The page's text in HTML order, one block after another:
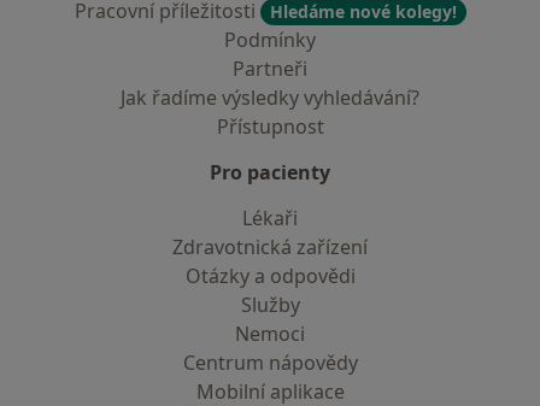
Pracovní příležitosti
Hledáme nové kolegy!
Podmínky
Partneři
Jak řadíme výsledky vyhledávání?
Přístupnost
Pro pacienty
Lékaři
Zdravotnická zařízení
Otázky a odpovědi
Služby
Nemoci
Centrum nápovědy
Mobilní aplikace